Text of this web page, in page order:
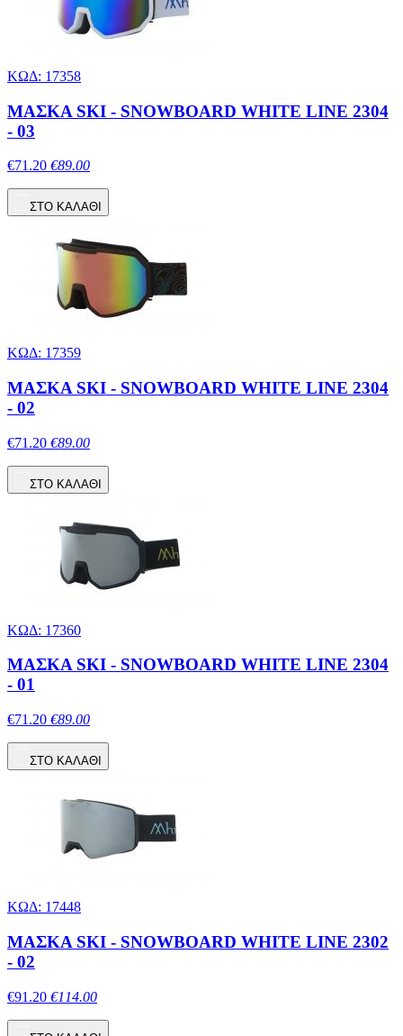
ΚΩΔ: 17358
ΜΑΣΚΑ SKI - SNOWBOARD WHITE LINE 2304
- 03
€71.20 €89.00
ΣΤΟ ΚΑΛΑΘΙ
ΚΩΔ: 17359
ΜΑΣΚΑ SKI - SNOWBOARD WHITE LINE 2304
- 02
€71.20 €89.00
ΣΤΟ ΚΑΛΑΘΙ
ΚΩΔ: 17360
ΜΑΣΚΑ SKI - SNOWBOARD WHITE LINE 2304
- 01
€71.20 €89.00
ΣΤΟ ΚΑΛΑΘΙ
ΚΩΔ: 17448
ΜΑΣΚΑ SKI - SNOWBOARD WHITE LINE 2302
- 02
€91.20 €114.00